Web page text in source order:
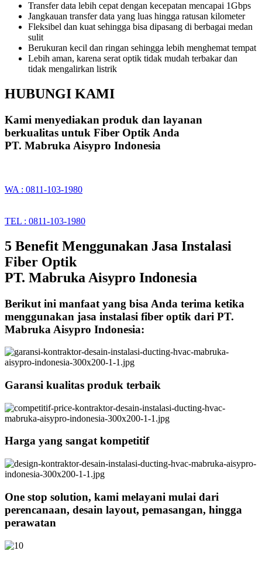
Transfer data lebih cepat dengan kecepatan mencapai 1Gbps
Jangkauan transfer data yang luas hingga ratusan kilometer
Fleksibel dan kuat sehingga bisa dipasang di berbagai medan
sulit
Berukuran kecil dan ringan sehingga lebih menghemat tempat
Lebih aman, karena serat optik tidak mudah terbakar dan
tidak mengalirkan listrik
HUBUNGI KAMI
Kami menyediakan produk dan layanan
berkualitas untuk Fiber Optik Anda
PT. Mabruka Aisypro Indonesia
WA : 0811-103-1980
TEL : 0811-103-1980
5 Benefit Menggunakan Jasa Instalasi
Fiber Optik
PT. Mabruka Aisypro Indonesia
Berikut ini manfaat yang bisa Anda terima ketika
menggunakan jasa instalasi fiber optik dari PT.
Mabruka Aisypro Indonesia:
Garansi kualitas produk terbaik
Harga yang sangat kompetitif
One stop solution, kami melayani mulai dari
perencanaan, desain layout, pemasangan, hingga
perawatan